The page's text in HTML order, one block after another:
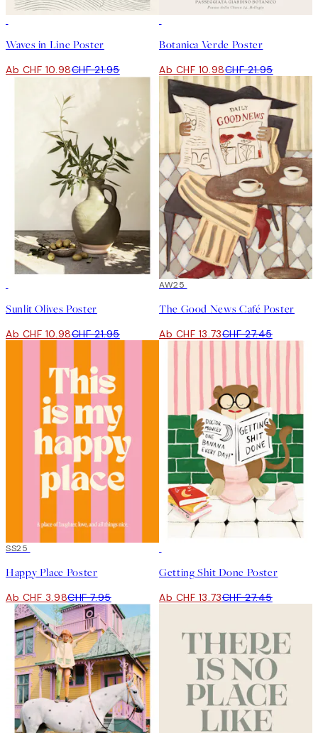
Waves in Line Poster
Ab CHF 10.98CHF 21.95
Botanica Verde Poster
Ab CHF 10.98CHF 21.95
Sunlit Olives Poster
Ab CHF 10.98CHF 21.95
50%*
AW25
The Good News Café Poster
Ab CHF 13.73CHF 27.45
50%*
SS25
Happy Place Poster
Ab CHF 3.98CHF 7.95
Getting Shit Done Poster
Ab CHF 13.73CHF 27.45